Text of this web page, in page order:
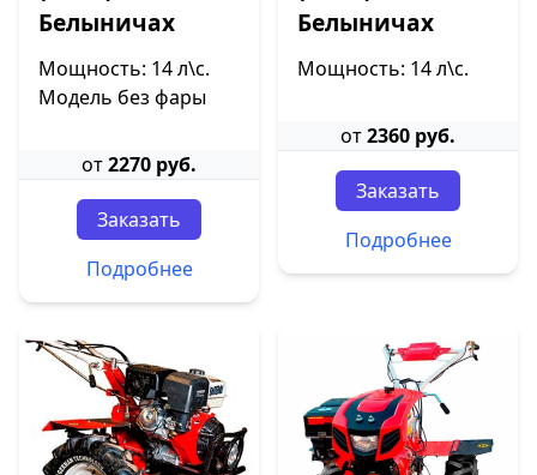
Белыничах
Мощность: 14 л\с.
Модель без фары
от2270 руб.
Заказать
Подробнее
Белыничах
Мощность: 14 л\с.
от2360 руб.
Заказать
Подробнее